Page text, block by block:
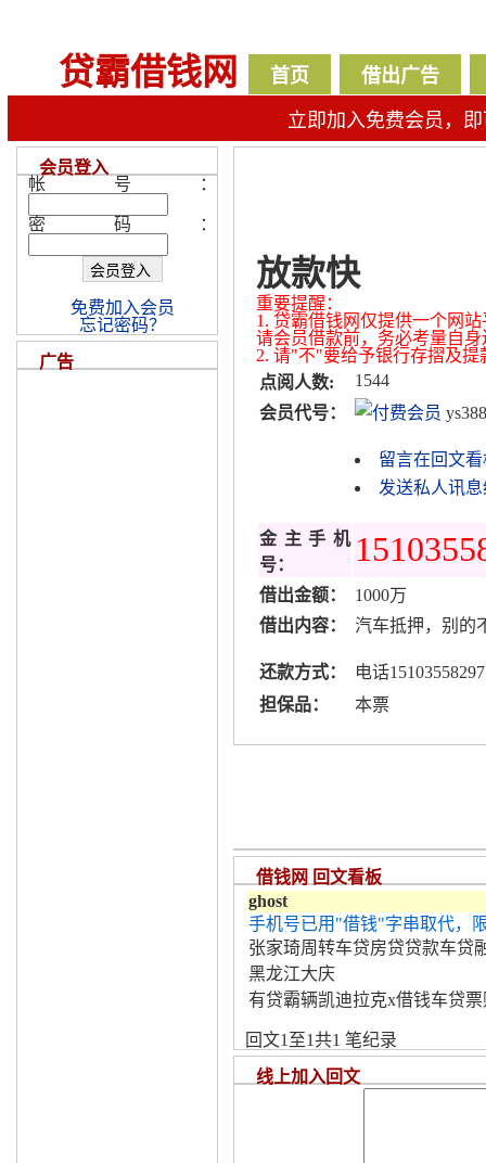
贷霸借钱网 首页 借出广告
立即加入免费会员，
放款快
重要提醒：
1. 贷霸借钱网仅提供一个网
请会员借款前，务必考量自
2. 请"不"要给予银行存摺及
点阅人数:
1544
会员代号：
留言在回文看
发送私人讯息
金主手机
号：
借出金额：
1000万
借出内容：
汽车抵押，别的
还款方式：
电话
担保品：
本票
借钱网 回文看板
ghost
手机号已用"借钱"字串取代，
张家琦周转车贷房贷贷款车贷
黑龙江大庆
有贷霸辆凯迪拉克x借钱车贷
回文1至1共1 笔纪录
线上加入回文
会员登入
帐号：
密码：
免费加入会员
忘记密码？
广告